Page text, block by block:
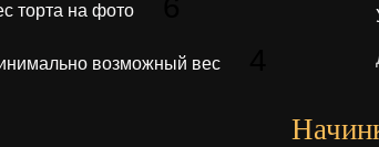
торта на фото
возможный вес